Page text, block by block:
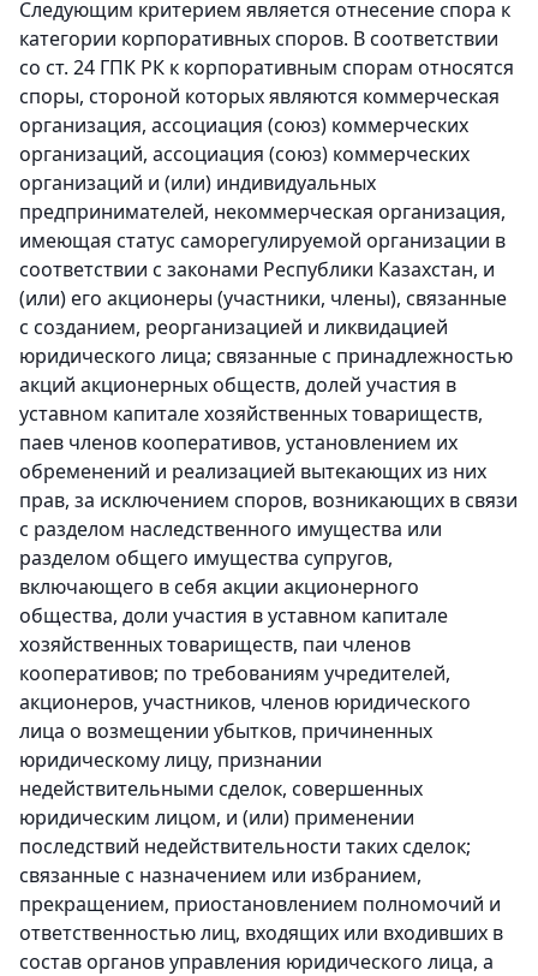
Следующим критерием является отнесение спора к
категории корпоративных споров. В соответствии
со ст. 24 ГПК РК к корпоративным спорам относятся
споры, стороной которых являются коммерческая
организация, ассоциация (союз) коммерческих
организаций, ассоциация (союз) коммерческих
организаций и (или) индивидуальных
предпринимателей, некоммерческая организация,
имеющая статус саморегулируемой организации в
соответствии с законами Республики Казахстан, и
(или) его акционеры (участники, члены), связанные
с созданием, реорганизацией и ликвидацией
юридического лица; связанные с принадлежностью
акций акционерных обществ, долей участия в
уставном капитале хозяйственных товариществ,
паев членов кооперативов, установлением их
обременений и реализацией вытекающих из них
прав, за исключением споров, возникающих в связи
с разделом наследственного имущества или
разделом общего имущества супругов,
включающего в себя акции акционерного
общества, доли участия в уставном капитале
хозяйственных товариществ, паи членов
кооперативов; по требованиям учредителей,
акционеров, участников, членов юридического
лица о возмещении убытков, причиненных
юридическому лицу, признании
недействительными сделок, совершенных
юридическим лицом, и (или) применении
последствий недействительности таких сделок;
связанные с назначением или избранием,
прекращением, приостановлением полномочий и
ответственностью лиц, входящих или входивших в
состав органов управления юридического лица, а